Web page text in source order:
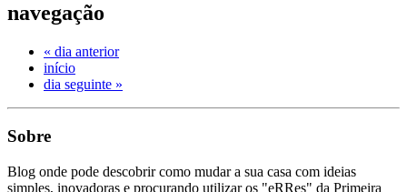
navegação
« dia anterior
início
dia seguinte »
Sobre
Blog onde pode descobrir como mudar a sua casa com ideias
simples, inovadoras e procurando utilizar os "eRRes" da Primeira